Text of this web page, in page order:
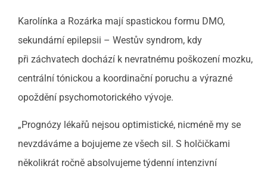
Karolínka a Rozárka mají spastickou formu DMO,
sekundární epilepsii – Westův syndrom, kdy
při záchvatech dochází k nevratnému poškození mozku,
centrální tónickou a koordinační poruchu a výrazné
opoždění psychomotorického vývoje.
„Prognózy lékařů nejsou optimistické, nicméně my se
nevzdáváme a bojujeme ze všech sil. S holčičkami
několikrát ročně absolvujeme týdenní intenzivní